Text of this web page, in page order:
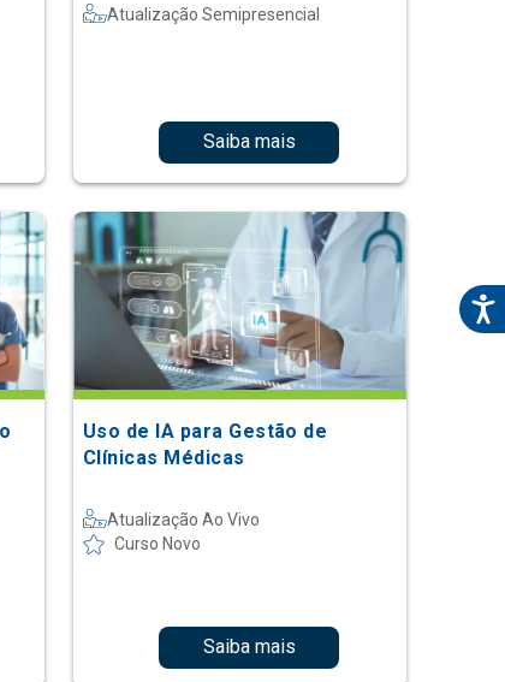
Atualização Semipresencial
Saiba mais
Uso de IA para Gestão de
Clínicas Médicas
Atualização Ao Vivo
Curso Novo
Saiba mais